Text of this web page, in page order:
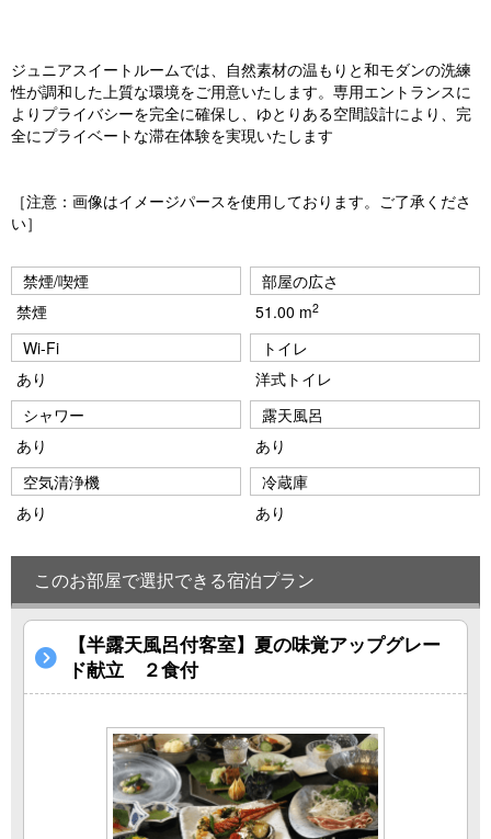
u
s
ジュニアスイートルームでは、自然素材の温もりと和モダンの洗練
性が調和した上質な環境をご用意いたします。専用エントランスに
よりプライバシーを完全に確保し、ゆとりある空間設計により、完
全にプライベートな滞在体験を実現いたします
［注意：画像はイメージパースを使用しております。ご了承くださ
い］
禁煙/喫煙
禁煙
部屋の広さ
51.00 m2
Wi-Fi
あり
トイレ
洋式トイレ
シャワー
あり
露天風呂
あり
空気清浄機
あり
冷蔵庫
あり
このお部屋で選択できる宿泊プラン
【半露天風呂付客室】夏の味覚アップグレー
ド献立 ２食付